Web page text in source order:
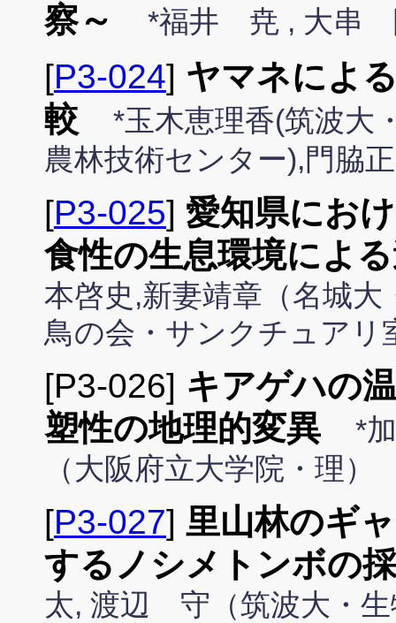
察～
*福井 尭 , 大串
[P3-024] ヤマネによ
較
*玉木恵理香(筑波大
農林技術センター),門脇
[P3-025] 愛知県にお
食性の生息環境によ
本啓史,新妻靖章（名城
鳥の会・サンクチュアリ
[P3-026] キアゲハの
塑性の地理的変異
*
（大阪府立大学院・理）
[P3-027] 里山林のギ
するノシメトンボの
太, 渡辺 守（筑波大・生